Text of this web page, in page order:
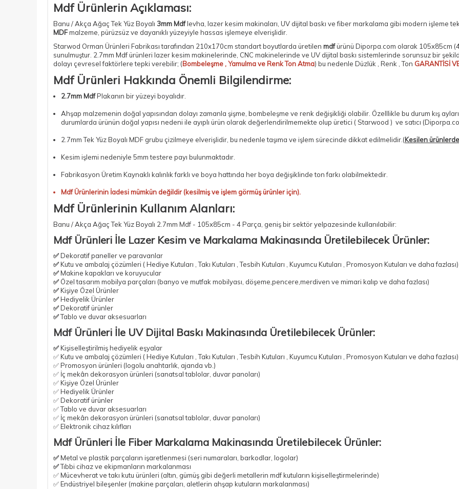
Mdf Ürünlerin Açıklaması:
Banu / Akça Ağaç Tek Yüz Boyalı 3mm Mdflevha, lazer kesim makinaları , UV dijital baskı vefiber markalama gibi modern işleme
MDFmalzeme, pürüzsüz ve dayanıklı yüzeyiyle hassas işlemeye elverişlidir.
Starwod Orman Ürünleri Fabrikası tarafından 210x170cm standart boyutlarda üretilen mdfürünü Diporpa.com olarak 105x85cm
sunulmuştur. 2.7mm Mdfürünleri lazer kesim makinelerinde, CNC makinelerinde ve UV dijital baskı sistemlerinde sorunsuz bir
dolayı çevresel faktörlere tepki verebilir; (Bombeleşme , Yamulma ve Renk Ton Atma) bu nedenle Düzlük , Renk , Ton GARANTİSİ
Mdf Ürünleri Hakkında Önemli Bilgilendirme:
2.7mm MdfPlakanın bir yüzeyi boyalıdır.
Ahşap malzemenin doğal yapısından dolayı zamanla şişme, bombeleşme ve renk değişikliği olabilir. Özelllikle bu durum kış
durumlarda ürünün doğal yapısı nedeni ile ayıplı ürün olarak değerlendirilmemekte olup üretici ( Starwood ) ve satıcı
2.7mm Tek Yüz Boyalı MDF grubu çizilmeye elverişlidir, bu nedenle taşıma ve işlem sürecinde dikkat edilmelidir.(Kesilen
Kesim işlemi nedeniyle 5mm testere payı bulunmaktadır.
Fabrikasyon Üretim Kaynaklı kalınlık farklı ve boya hattında her boya değişiklinde ton farkı olabilmektedir.
Mdf Ürünlerinin İadesi mümkün değildir (kesilmiş ve işlem görmüş ürünler için).
Mdf Ürünlerinin Kullanım Alanları:
Banu / Akça Ağaç Tek Yüz Boyalı 2.7mm Mdf - 105x85cm - 4 Parça , geniş bir sektör yelpazesinde kullanılabilir:
Mdf Ürünleri İle Lazer Kesim ve Markalama Makinasında Üretilebilecek Ürünler:
✅Dekoratif paneller ve paravanlar
✅Kutu ve ambalaj çözümleri ( Hediye Kutuları , Takı Kutuları , Tesbih Kutuları , Kuyumcu Kutuları , Promosyon Kutuları ve daha
✅Makine kapakları ve koruyucular
✅ Özel tasarım mobilya parçaları (banyo ve mutfak mobilyası, döşeme,pencere,merdiven ve mimari kalıp ve daha fazlası)
✅Kişiye Özel Ürünler
✅Hediyelik Ürünler
✅Dekoratif ürünler
✅Tablo ve duvar aksesuarları
Mdf Ürünleri İle UV Dijital Baskı Makinasında Üretilebilecek Ürünler:
✅Kişiselleştirilmiş hediyelik eşyalar
✅ Kutu ve ambalaj çözümleri ( Hediye Kutuları , Takı Kutuları , Tesbih Kutuları , Kuyumcu Kutuları , Promosyon Kutuları ve daha
✅ Promosyon ürünleri (logolu anahtarlık, ajanda vb.)
✅ İç mekân dekorasyon ürünleri (sanatsal tablolar, duvar panoları)
✅ Kişiye Özel Ürünler
✅ Hediyelik Ürünler
✅ Dekoratif ürünler
✅ Tablo ve duvar aksesuarları
✅ İç mekân dekorasyon ürünleri (sanatsal tablolar, duvar panoları)
✅ Elektronik cihaz kılıfları
Mdf Ürünleri İle Fiber Markalama Makinasında Üretilebilecek Ürünler:
✅Metal ve plastik parçaların işaretlenmesi (seri numaraları, barkodlar, logolar)
✅Tıbbi cihaz ve ekipmanların markalanması
✅ Mücevherat ve takı kutu ürünleri (altın, gümüş gibi değerli metallerin mdf kutuların kişiselleştirmelerinde)
✅ Endüstriyel bileşenler (makine parçaları, aletlerin ahşap kutuların markalanması)